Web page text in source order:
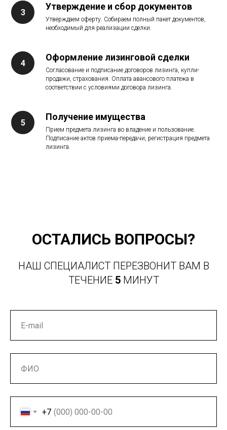
Утверждение и сбор документов
Утверждаем оферту. Собираем полный пакет документов,
необходимый для реализации сделки.
Оформление лизинговой сделки
Согласование и подписание договоров лизинга, купли-
продажи, страхования. Оплата авансового платежа в
соответствии с условиями договора лизинга.
Получение имущества
Прием предмета лизинга во владение и пользование.
Подписание актов приема-передачи, регистрация предмета
лизинга.
ОСТАЛИСЬ ВОПРОСЫ?
НАШ СПЕЦИАЛИСТ ПЕРЕЗВОНИТ ВАМ В
ТЕЧЕНИЕ 5МИНУТ
+7